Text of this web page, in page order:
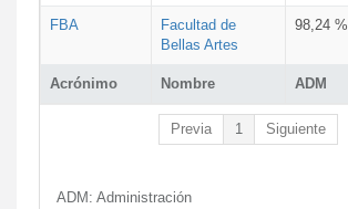
Acrónimo Nombre ADM
FBA
Facultad de
Bellas Artes
98,24 %
Previa 1 Siguiente
ADM: Administración